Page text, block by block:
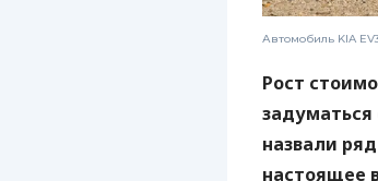
Автомобиль KIA
Рост
назвали
настоящее